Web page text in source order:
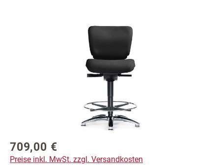
Bildergalerie überspringen
Regulärer Preis:
709,00 €
Preise inkl. MwSt. zzgl. Versandkosten